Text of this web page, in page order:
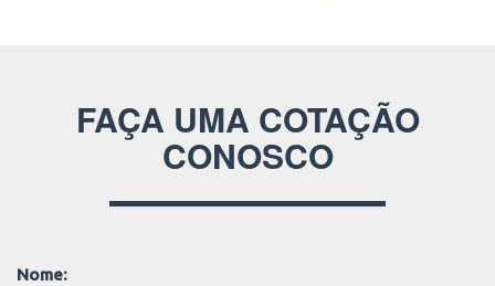
FAÇA UMA COTAÇÃO
CONOSCO
Nome: